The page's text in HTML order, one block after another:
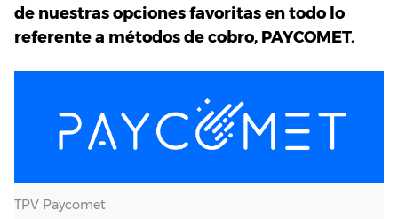
de nuestras opciones favoritas en todo lo
referente a métodos de cobro, PAYCOMET.
TPV Paycomet